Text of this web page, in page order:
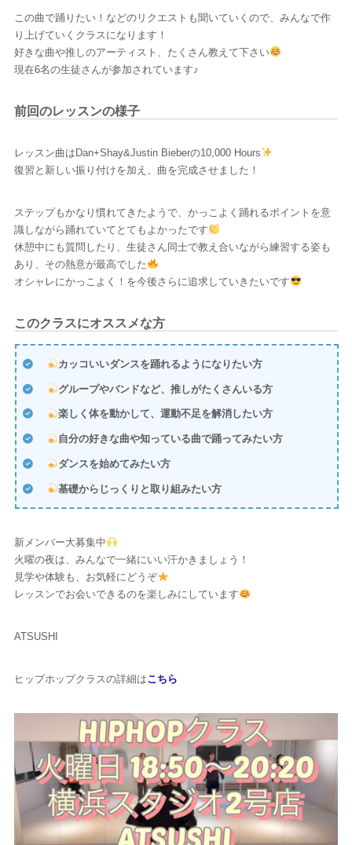
この曲で踊りたい！などのリクエストも聞いていくので、みんなで作
り上げていくクラスになります！
好きな曲や推しのアーティスト、たくさん教えて下さい
現在6名の生徒さんが参加されています♪
前回のレッスンの様子
レッスン曲はDan+Shay&Justin Bieberの10,000 Hours
復習と新しい振り付けを加え、曲を完成させました！
ステップもかなり慣れてきたようで、かっこよく踊れるポイントを意
識しながら踊れていてとてもよかったです
休憩中にも質問したり、生徒さん同士で教え合いながら練習する姿も
あり、その熱意が最高でした
オシャレにかっこよく！を今後さらに追求していきたいです
このクラスにオススメな方
カッコいいダンスを踊れるようになりたい方
グループやバンドなど、推しがたくさんいる方
楽しく体を動かして、運動不足を解消したい方
自分の好きな曲や知っている曲で踊ってみたい方
ダンスを始めてみたい方
基礎からじっくりと取り組みたい方
新メンバー大募集中
火曜の夜は、みんなで一緒にいい汗かきましょう！
見学や体験も、お気軽にどうぞ
レッスンでお会いできるのを楽しみにしています
ATSUSHI
ヒップホップクラスの詳細はこちら